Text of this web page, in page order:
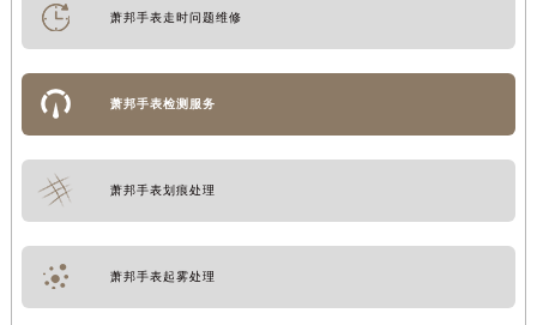
萧邦手表走时问题维修
萧邦手表检测服务
萧邦手表划痕处理
萧邦手表起雾处理